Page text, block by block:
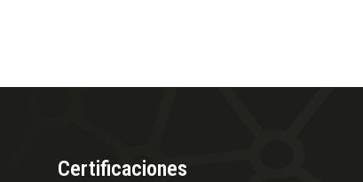
Certificaciones